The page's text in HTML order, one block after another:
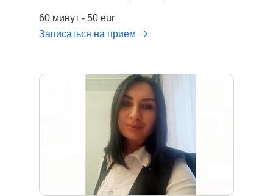
60 минут - 50 eur
Записаться на прием